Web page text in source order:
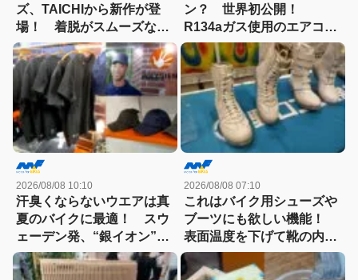
ズ、TAICHIから新作が登
場！ 着脱がスムーズな
BOAフィットシステム搭載
ン？ 世界初公開！
R134aガス使用のエアコン
型冷却ベスト。発売は2027
年夏｜猛暑とバイク
2026/08/08 10:10
汗臭くならないウエアは真
夏のバイクに最適！ スウ
ェーデン発、“銀イオン”に
よる抗菌防臭加工「ポリジ
ン」のウェア群。
2026/08/08 07:10
これはバイク用シューズや
ブーツにも欲しい機能！
表面温度を下げて靴の内部
をクールダウン。真夏の蒸
れや不快感を解消